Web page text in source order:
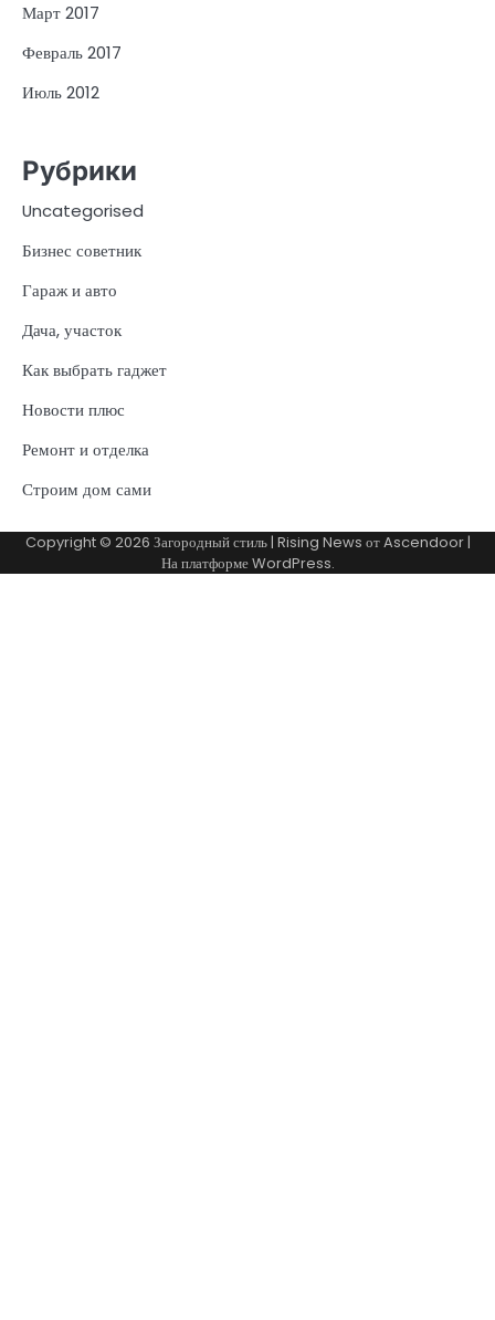
Март 2017
Февраль 2017
Июль 2012
Рубрики
Uncategorised
Бизнес советник
Гараж и авто
Дача, участок
Как выбрать гаджет
Новости плюс
Ремонт и отделка
Строим дом сами
Copyright © 2026 Загородный стиль| Rising News отAscendoor|
На платформеWordPress.